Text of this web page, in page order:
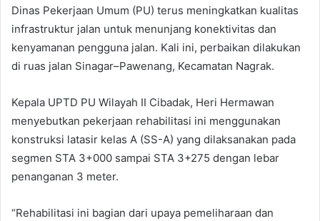
Dinas Pekerjaan Umum (PU) terus meningkatkan kualitas
infrastruktur jalan untuk menunjang konektivitas dan
kenyamanan pengguna jalan. Kali ini, perbaikan dilakukan
di ruas jalan Sinagar–Pawenang, Kecamatan Nagrak.
Kepala UPTD PU Wilayah II Cibadak, Heri Hermawan
menyebutkan pekerjaan rehabilitasi ini menggunakan
konstruksi latasir kelas A (SS-A) yang dilaksanakan pada
segmen STA 3+000 sampai STA 3+275 dengan lebar
penanganan 3 meter.
“Rehabilitasi ini bagian dari upaya pemeliharaan dan